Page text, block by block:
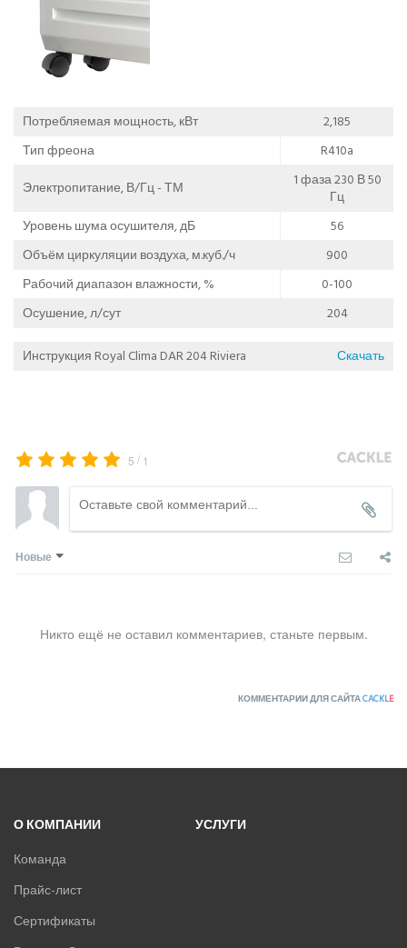
Потребляемая мощность, кВт
2,185
Тип фреона
R410a
Электропитание, В/Гц - ТМ
1 фаза 230 В 50
Гц
Уровень шума осушителя, дБ
56
Объём циркуляции воздуха, м.куб./ч
900
Рабочий диапазон влажности, %
0-100
Осушение, л/сут
204
Инструкция Royal Clima DAR 204 Riviera Скачать
5 / 1
Новые
Никто ещё не оставил комментариев, станьте первым.
КОММЕНТАРИИ ДЛЯ САЙТАCACKLE
О КОМПАНИИ
Команда
Прайс-лист
Сертификаты
УСЛУГИ